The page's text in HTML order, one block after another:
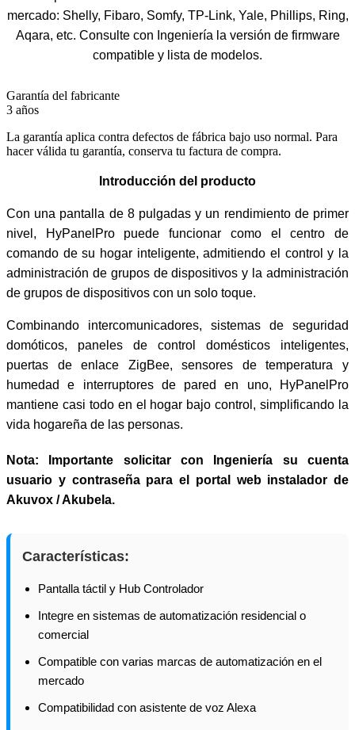
mercado: Shelly, Fibaro, Somfy, TP-Link, Yale, Phillips, Ring,
Aqara, etc. Consulte con Ingeniería la versión de firmware
compatible y lista de modelos.
Garantía del fabricante
3 años
La garantía aplica contra defectos de fábrica bajo uso normal. Para
hacer válida tu garantía, conserva tu factura de compra.
Introducción del producto
Con una pantalla de 8 pulgadas y un rendimiento de primer
nivel, HyPanelPro puede funcionar como el centro de
comando de su hogar inteligente, admitiendo el control y la
administración de grupos de dispositivos y la administración
de grupos de dispositivos con un solo toque.
Combinando intercomunicadores, sistemas de seguridad
domóticos, paneles de control domésticos inteligentes,
puertas de enlace ZigBee, sensores de temperatura y
humedad e interruptores de pared en uno, HyPanelPro
mantiene casi todo en el hogar bajo control, simplificando la
vida hogareña de las personas.
Nota: Importante solicitar con Ingeniería su cuenta
usuario y contraseña para el portal web instalador de
Akuvox / Akubela.
Características:
Pantalla táctil y Hub Controlador
Integre en sistemas de automatización residencial o
comercial
Compatible con varias marcas de automatización en el
mercado
Compatibilidad con asistente de voz Alexa